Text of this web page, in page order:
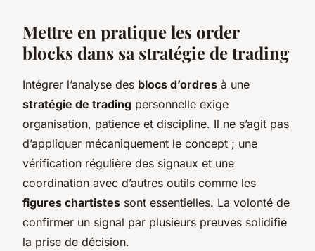
Mettre en pratique les order
blocks dans sa stratégie de trading
Intégrer l’analyse des blocs d’ordres à une
stratégie de trading personnelle exige
organisation, patience et discipline. Il ne s’agit pas
d’appliquer mécaniquement le concept ; une
vérification régulière des signaux et une
coordination avec d’autres outils comme les
figures chartistes sont essentielles. La volonté de
confirmer un signal par plusieurs preuves solidifie
la prise de décision.